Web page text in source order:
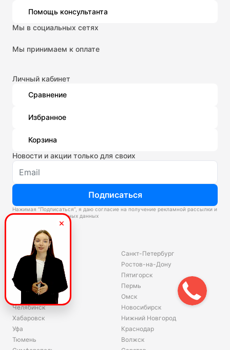
Помощь консультанта
Мы в социальных сетях
Мы принимаем к оплате
Личный кабинет
Сравнение
Избранное
Корзина
Новости и акции только для своих
Подписаться
Нажимая “Подписаться”, я даю согласие на получение рекламной рассылки и
обработку персональных данных
Склады
Владивосток
Екатеринбург
Красноярск
Волгоград
Ярославль
Челябинск
Хабаровск
Уфа
Тюмень
Санкт-Петербург
Ростов-на-Дону
Пятигорск
Пермь
Омск
Новосибирск
Нижний Новгород
Краснодар
Волжск